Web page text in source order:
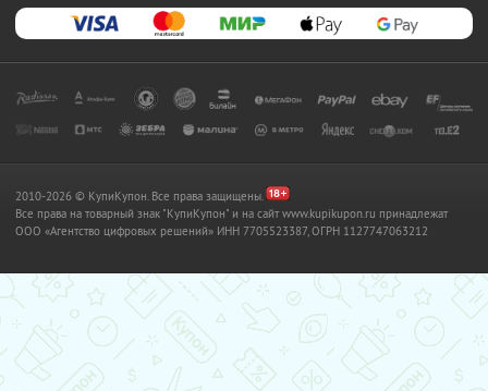
2010-2026 © КупиКупон. Все права защищены.
Все права на товарный знак "КупиКупон" и на сайт www.kupikupon.ru принадлежат
OOO «Агентство цифровых решений» ИНН 7705523387, ОГРН 1127747063212